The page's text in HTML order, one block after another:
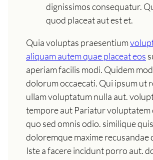
dignissimos consequatur.
quod placeat aut est et.
Quia voluptas praesentium
aliquam autem quae placeat eos
aperiam facilis modi. Quidem
dolorum occaecati. Qui ipsum ut
ullam voluptatum nulla aut.
tempore aut Pariatur voluptatem
quo sed omnis odio. similique
doloremque maxime recusandae
Iste a facere incidunt porro aut.